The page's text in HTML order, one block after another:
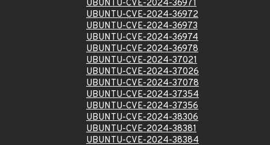
UBUNTU-CVE-2024-36971
UBUNTU-CVE-2024-36972
UBUNTU-CVE-2024-36973
UBUNTU-CVE-2024-36974
UBUNTU-CVE-2024-36978
UBUNTU-CVE-2024-37021
UBUNTU-CVE-2024-37026
UBUNTU-CVE-2024-37078
UBUNTU-CVE-2024-37354
UBUNTU-CVE-2024-37356
UBUNTU-CVE-2024-38306
UBUNTU-CVE-2024-38381
UBUNTU-CVE-2024-38384